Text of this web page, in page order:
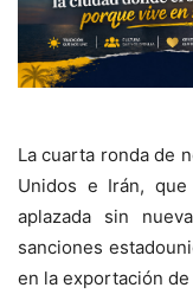
La cuarta ronda de
Unidos e Irán,
aplazada sin
sanciones
en la exportación